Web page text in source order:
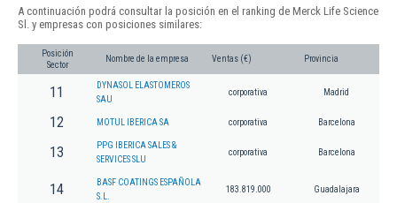
A continuación podrá consultar la posición en el ranking de Merck Life Science
Sl. y empresas con posiciones similares:
Posición
Sector
Nombre de la empresa Ventas (€) Provincia
11
DYNASOL ELASTOMEROS
SAU
corporativa Madrid
12 MOTUL IBERICA SA corporativa Barcelona
13
PPG IBERICA SALES &
SERVICES SLU
corporativa Barcelona
14
BASF COATINGS ESPAÑOLA
S.L.
183.819.000 Guadalajara